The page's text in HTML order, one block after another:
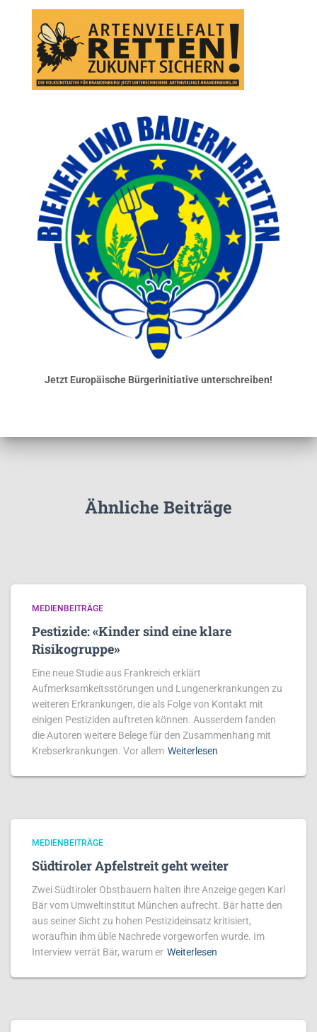
Jetzt Europäische Bürgerinitiative unterschreiben!
Ähnliche Beiträge
MEDIENBEITRÄGE
Pestizide: «Kinder sind eine klare
Risikogruppe»
Eine neue Studie aus Frankreich erklärt
Aufmerksamkeitsstörungen und Lungenerkrankungen zu
weiteren Erkrankungen, die als Folge von Kontakt mit
einigen Pestiziden auftreten können. Ausserdem fanden
die Autoren weitere Belege für den Zusammenhang mit
Krebserkrankungen. Vor allem Weiterlesen
MEDIENBEITRÄGE
Südtiroler Apfelstreit geht weiter
Zwei Südtiroler Obstbauern halten ihre Anzeige gegen Karl
Bär vom Umweltinstitut München aufrecht. Bär hatte den
aus seiner Sicht zu hohen Pestizideinsatz kritisiert,
woraufhin ihm üble Nachrede vorgeworfen wurde. Im
Interview verrät Bär, warum er Weiterlesen